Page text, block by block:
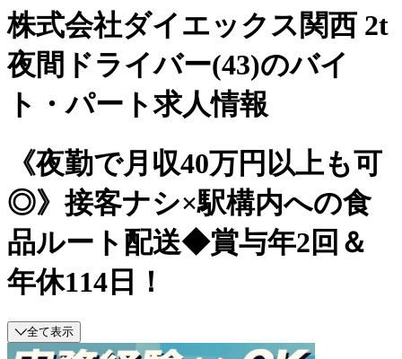
株式会社ダイエックス関西 2t
夜間ドライバー(43)のバイ
ト・パート求人情報
《夜勤で月収40万円以上も可
◎》接客ナシ×駅構内への食
品ルート配送◆賞与年2回＆
年休114日！
全て表示